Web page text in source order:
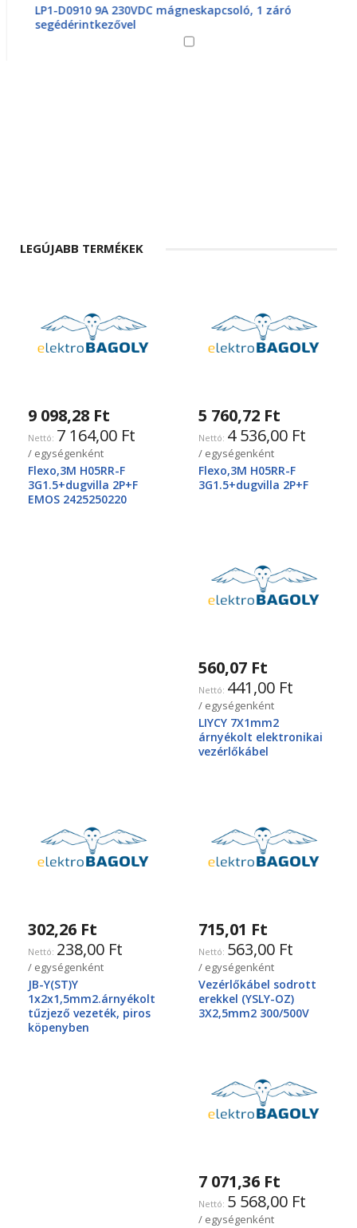
LP1-D0910 9A 230VDC mágneskapcsoló, 1 záró
segédérintkezővel
LEGÚJABB TERMÉKEK
9 098,28 Ft
7 164,00 Ft
/ egységenként
Flexo,3M H05RR-F
3G1.5+dugvilla 2P+F
EMOS 2425250220
5 760,72 Ft
4 536,00 Ft
/ egységenként
Flexo,3M H05RR-F
3G1.5+dugvilla 2P+F
560,07 Ft
441,00 Ft
/ egységenként
LIYCY 7X1mm2
árnyékolt elektronikai
vezérlőkábel
302,26 Ft
238,00 Ft
/ egységenként
JB-Y(ST)Y
1x2x1,5mm2.árnyékolt
tűzjező vezeték, piros
köpenyben
715,01 Ft
563,00 Ft
/ egységenként
Vezérlőkábel sodrott
erekkel (YSLY-OZ)
3X2,5mm2 300/500V
7 071,36 Ft
5 568,00 Ft
/ egységenként